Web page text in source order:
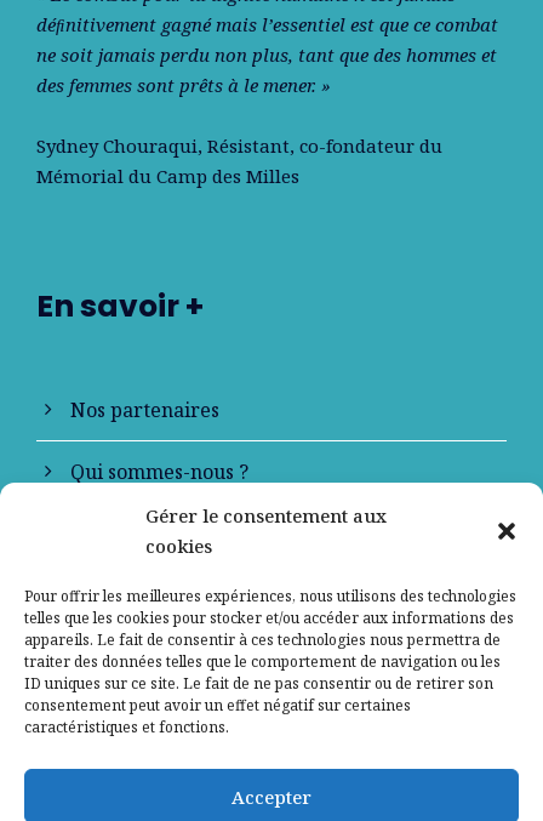
Gérer le consentement aux
cookies
Pour offrir les meilleures expériences, nous utilisons des technologies
telles que les cookies pour stocker et/ou accéder aux informations des
appareils. Le fait de consentir à ces technologies nous permettra de
traiter des données telles que le comportement de navigation ou les
ID uniques sur ce site. Le fait de ne pas consentir ou de retirer son
consentement peut avoir un effet négatif sur certaines
caractéristiques et fonctions.
Accepter
déﬁnitivement gagné mais l’essentiel est que ce combat
ne soit jamais perdu non plus, tant que des hommes et
des femmes sont prêts à le mener. »
Sydney Chouraqui, Résistant, co-fondateur du
Mémorial du Camp des Milles
En savoir +
Nos partenaires
Qui sommes-nous ?
Contactez-nous
Mentions légales
Politique de confidentialité